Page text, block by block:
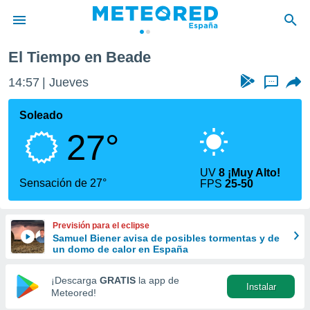
de
por
que se
calidad.
a este
las
y
forma
digital
basada
El Tiempo en Beade
14:57 Jueves ...
Soleado
27°
Sensación de 27°
UV8 ¡Muy Alto!
FPS25-50
Previsión para el eclipse
Samuel Biener avisa de posibles tormentas y de
un domo de calor en España
¡Descarga GRATIS la app de
Meteored!
Instalar